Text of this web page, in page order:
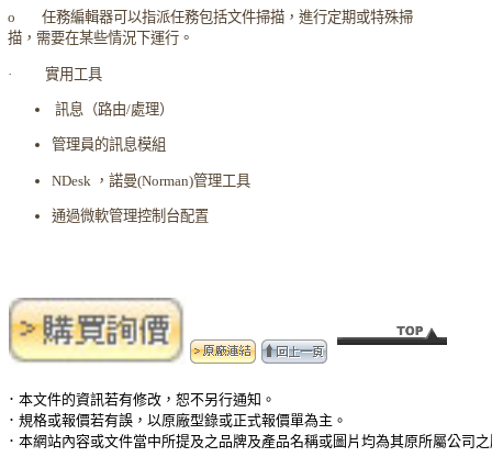
o
任務編輯器可以指派任務包括文件掃描，進行定期或特殊掃
描，需要在某些情況下運行。
· 實用工具
訊息（路由/處理）
管理員的訊息模組
NDesk ，諾曼(Norman)管理工具
通過微軟管理控制台配置
．本文件的資訊若有修改，恕不另行通知。
．規格或報價若有誤，以原廠型錄或正式報價單為主。
．本網站內容或文件當中所提及之品牌及產品名稱或圖片均為其原所屬公司